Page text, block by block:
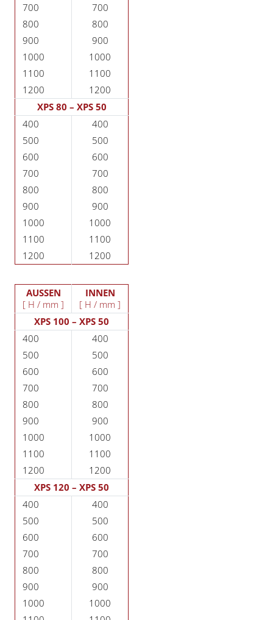
700
700
800
800
900
900
1000
1000
1100
1100
1200
1200
XPS 80 – XPS 50
400
400
500
500
600
600
700
700
800
800
900
900
1000
1000
1100
1100
1200
1200
AUSSEN
INNEN
[ H / mm ]
[ H / mm ]
XPS 100 – XPS 50
400
400
500
500
600
600
700
700
800
800
900
900
1000
1000
1100
1100
1200
1200
XPS 120 – XPS 50
400
400
500
500
600
600
700
700
800
800
900
900
1000
1000